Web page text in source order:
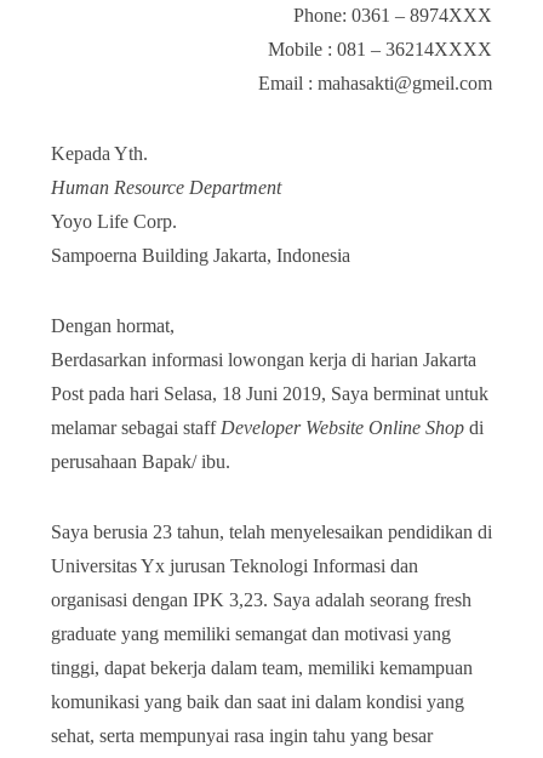
Phone: 0361 – 8974XXX
Mobile : 081 – 36214XXXX
Email : mahasakti@gmeil.com
Kepada Yth.
Human Resource Department
Yoyo Life Corp.
Sampoerna Building Jakarta, Indonesia
Dengan hormat,
Berdasarkan informasi lowongan kerja di harian Jakarta
Post pada hari Selasa, 18 Juni 2019, Saya berminat untuk
melamar sebagai staff Developer Website Online Shop di
perusahaan Bapak/ ibu.
Saya berusia 23 tahun, telah menyelesaikan pendidikan di
Universitas Yx jurusan Teknologi Informasi dan
organisasi dengan IPK 3,23. Saya adalah seorang fresh
graduate yang memiliki semangat dan motivasi yang
tinggi, dapat bekerja dalam team, memiliki kemampuan
komunikasi yang baik dan saat ini dalam kondisi yang
sehat, serta mempunyai rasa ingin tahu yang besar